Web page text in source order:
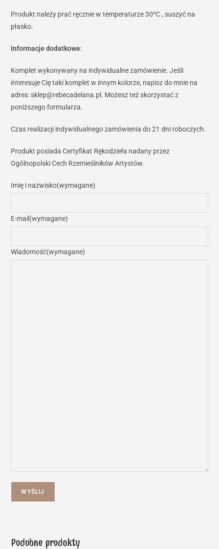
Produkt należy prać ręcznie w temperaturze 30ºC , suszyć na
płasko.
Informacje dodatkowe:
Komplet wykonywany na indywidualne zamówienie. Jeśli
interesuje Cię taki komplet w innym kolorze, napisz do mnie na
adres: sklep@rebecadelana.pl. Możesz też skorzystać z
poniższego formularza.
Czas realizacji indywidualnego zamówienia do 21 dni roboczych.
Produkt posiada Certyfikat Rękodzieła nadany przez
Ogólnopolski Cech Rzemieślników Artystów.
Imię i nazwisko(wymagane)
E-mail (wymagane)
Wiadomość(wymagane)
WYŚLIJ
Podobne produkty